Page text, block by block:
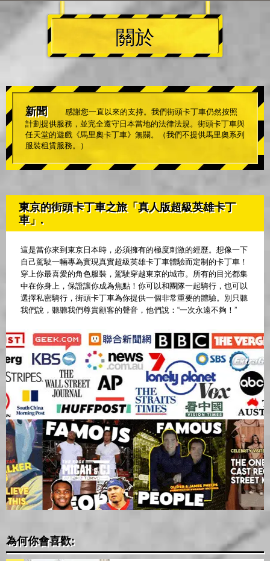
關於
新聞
感謝您一直以來的支持。我們街頭卡丁車仍然按照
計劃提供服務，並完全遵守日本當地的法律法規。街頭卡丁車與
任天堂的遊戲《馬里奧卡丁車》無關。（我們不提供馬里奧系列
服裝租賃服務。）
東京的街頭卡丁車之旅「真人版超級英雄卡丁
車」.
這是當你來到東京日本時，必須擁有的極度刺激的經歷。想像一下
自己駕駛一輛專為實現真實超級英雄卡丁車體驗而定制的卡丁車！
穿上你最喜愛的角色服裝，駕駛穿越東京的城市。所有的目光都集
中在你身上，保證讓你成為焦點！你可以和團隊一起騎行，也可以
選擇私密騎行，街頭卡丁車為你提供一個非常重要的體驗。別只聽
我們說，聽聽我們尊貴顧客的聲音，他們說：“一次永遠不夠！”
為何你會喜歡: